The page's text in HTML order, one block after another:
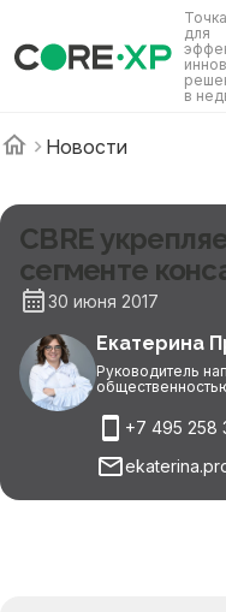
для
в
Новости
CBRE
сегменте
30 июня 2017
Екатерина
Руководитель
+7 495 258